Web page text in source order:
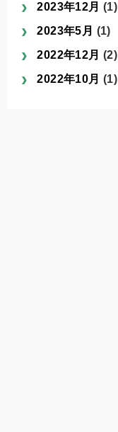
2023年12月 (1)
2023年5月 (1)
2022年12月 (2)
2022年10月 (1)